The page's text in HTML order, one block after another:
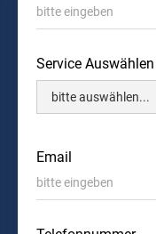
Service Auswählen
Email